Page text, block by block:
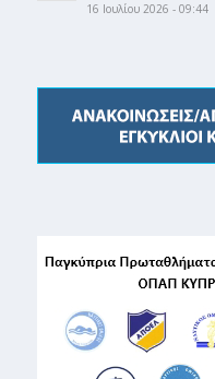
16 Ιουλίου 2026 - 09:44